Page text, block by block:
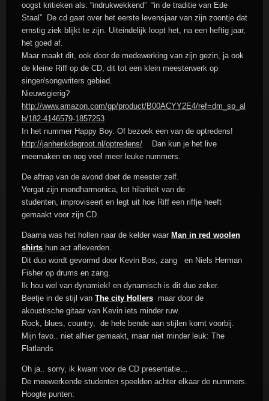
oogst kritieken als: “indrukwekkend” “in de traditie van Ede
Staal” De cd gaat over het eerste levensjaar van zijn zoontje dat
ernstig ziek blijkt te zijn. Uiteindelijk loopt het, na een heftig jaar,
het goed af.
Maar maakt dit, ook door de medewerking van zijn gezin, ja ook
de kleine Riff op de CD, dit tot een klein meesterwerk op
singer/songwriters gebied.
Nieuwsgierig?
http://www.amazon.com/gp/product/B00ACYY2E4/ref=dm_sp_al
b/182-4146579-1857253
In het nummer Happy Boy. Of bezoek een van de optredens!
http://janhenkdegroot.nl/optredens/ Dan kun je het live
meemaken en nog veel meer leuke nummers.
De aftrap van de avond doet de meester zelf.
Vergat zijn mondharmonica, tot hilariteit van de
studenten, improviseert en legt uit hoe Riff een riffje heeft
gemaakt voor zijn CD.
Daarna was het hollen naar de kelder waar Man in red woolen
shirts hun act afleverden.
Dit duo wordt gevormd door Kevin Bos, zang en Niels Herman
Fisher op drums en zang.
Ik hou wel van dynamiek! en dynamisch is dit duo zeker.
Beetje in de stijl van The city Hollers maar door de
akoustische gitaar van Kevin iets minder ruw.
Rock, blues, country, de hele bende aan stijlen komt voorbij.
Mijn favo.. niet alhier gemaakt, maar niet minder leuk: The
Flatlands
Oh ja.. sorry, ik kwam voor de CD presentatie…
De meewerkende studenten speelden achter elkaar de nummers.
Hoogte punten: